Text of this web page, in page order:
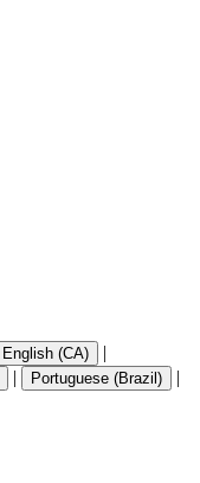
English (CA) |
| Portuguese (Brazil) |